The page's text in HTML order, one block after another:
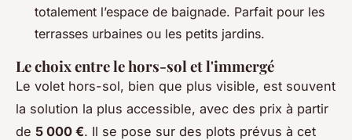
totalement l’espace de baignade. Parfait pour les
terrasses urbaines ou les petits jardins.
Le choix entre le hors-sol et l'immergé
Le volet hors-sol, bien que plus visible, est souvent
la solution la plus accessible, avec des prix à partir
de 5 000 €. Il se pose sur des plots prévus à cet